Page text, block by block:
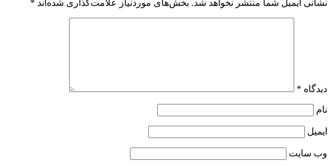
نشانی ایمیل شما منتشر نخواهد شد. بخش‌های موردنیاز علامت‌گذاری شده‌اند *
دیدگاه *
نام
ایمیل
وب‌ سایت